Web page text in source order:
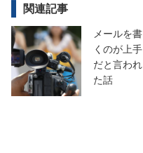
関連記事
メールを書
くのが上手
だと言われ
た話